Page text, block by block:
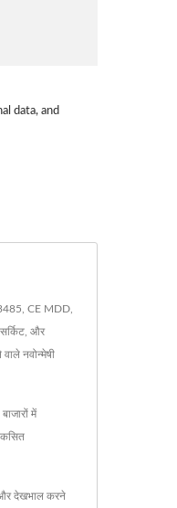
data, and
CE MDD,
और
नवोन्मेषी
में
और देखभाल करने